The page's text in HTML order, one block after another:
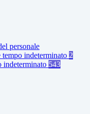
personale
tempo indeterminato 2
indeterminato 543